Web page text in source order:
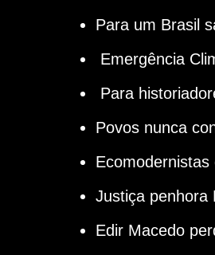
Para um Brasil
Emergência
Para
Povos nunca
Justiça penhora
Edir Macedo